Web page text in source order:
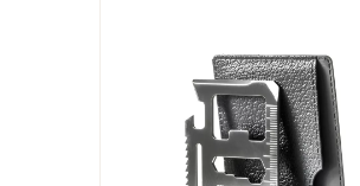
IMPREZY
ARSENAŁ
BRONI
O NAS